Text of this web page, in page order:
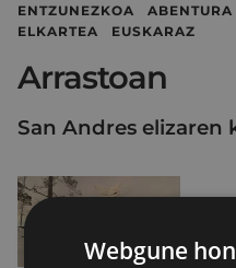
ENTZUNEZKOA
ELKARTEA EUSKARAZ
Arrastoan
San Andres elizaren
Webgune